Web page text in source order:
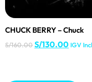
CHUCK BERRY – Chuck
S/160.00S/130.00 IGV